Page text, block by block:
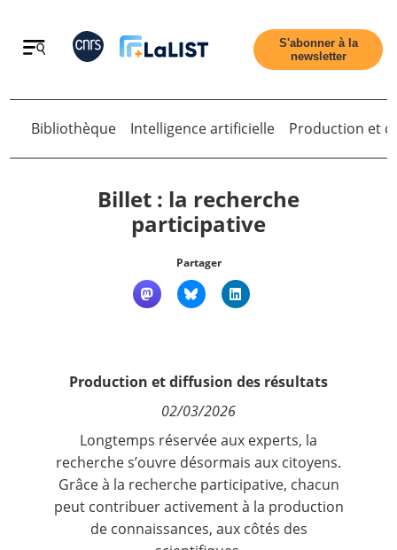
Retour
Nous suivre
S'abonner à la
newsletter
Retour
Bibliothèque Intelligence artificielle Production et
Billet : la recherche
participative
Partager
Production et diffusion des résultats
02/03/2026
Longtemps réservée aux experts, la
recherche s’ouvre désormais aux citoyens.
Grâce à la recherche participative, chacun
peut contribuer activement à la production
de connaissances, aux côtés des